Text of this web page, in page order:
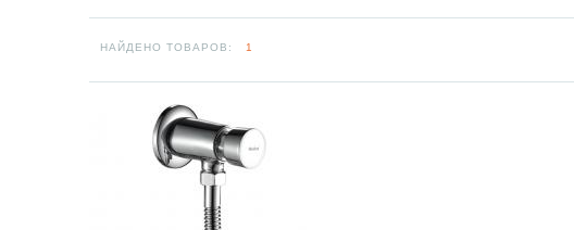
НАЙДЕНО ТОВАРОВ: 1